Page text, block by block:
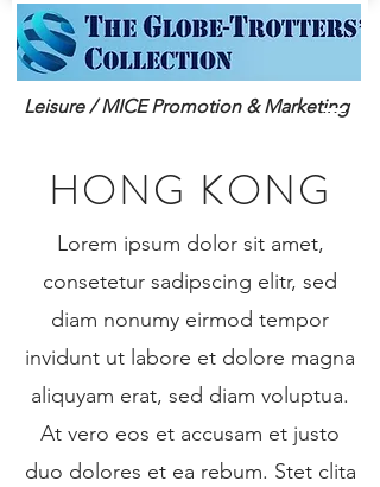
Leisure / MICE Promotion & Marketing
HONG KONG
Lorem ipsum dolor sit amet,
consetetur sadipscing elitr, sed
diam nonumy eirmod tempor
invidunt ut labore et dolore magna
aliquyam erat, sed diam voluptua.
At vero eos et accusam et justo
duo dolores et ea rebum. Stet clita